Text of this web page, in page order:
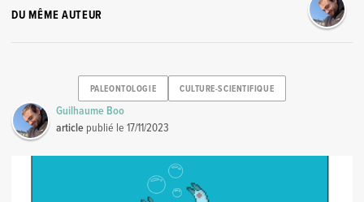
DU MÊME AUTEUR
PALEONTOLOGIE CULTURE-SCIENTIFIQUE
Guilhaume Boo
article publié le17/11/2023